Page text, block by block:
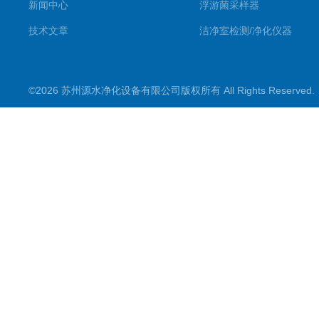
新闻中心
技术文章
浮游菌采样器
洁净室检测/净化仪器
©2026 苏州源水净化设备有限公司版权所有 All Rights